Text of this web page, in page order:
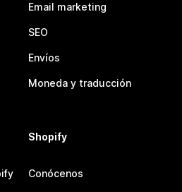
Email marketing
SEO
Envíos
Moneda y traducción
Shopify
Conócenos